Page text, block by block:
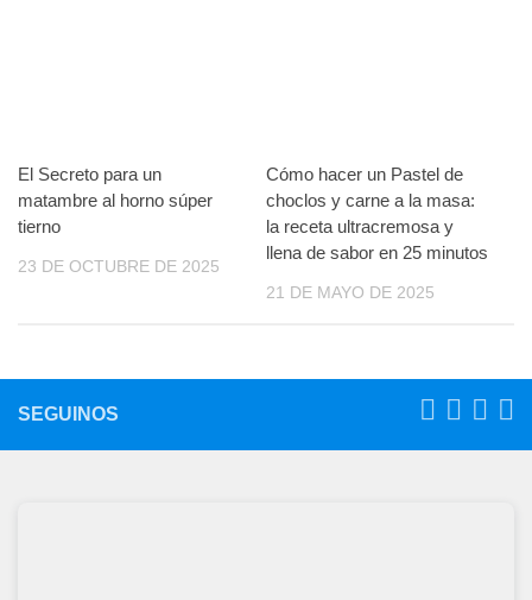
El Secreto para un
matambre al horno súper
tierno
23 DE OCTUBRE DE 2025
Cómo hacer un Pastel de
choclos y carne a la masa:
la receta ultracremosa y
llena de sabor en 25 minutos
21 DE MAYO DE 2025
SEGUINOS